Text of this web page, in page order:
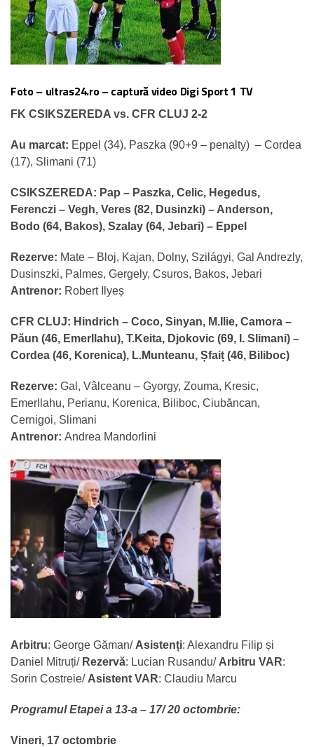
Foto – ultras24.ro – captură video Digi Sport 1 TV
FK CSIKSZEREDA vs. CFR CLUJ 2-2
Au marcat: Eppel (34), Paszka (90+9 – penalty) – Cordea
(17), Slimani (71)
CSIKSZEREDA: Pap – Paszka, Celic, Hegedus,
Ferenczi – Vegh, Veres (82, Dusinzki) – Anderson,
Bodo (64, Bakos), Szalay (64, Jebari) – Eppel
Rezerve: Mate – Bloj, Kajan, Dolny, Szilágyi, Gal Andrezly,
Dusinszki, Palmes, Gergely, Csuros, Bakos, Jebari
Antrenor: Robert Ilyeș
CFR CLUJ: Hindrich – Coco, Sinyan, M.Ilie, Camora –
Păun (46, Emerllahu), T.Keita, Djokovic (69, I. Slimani) –
Cordea (46, Korenica), L.Munteanu, Șfaiț (46, Biliboc)
Rezerve: Gal, Vâlceanu – Gyorgy, Zouma, Kresic,
Emerllahu, Perianu, Korenica, Biliboc, Ciubăncan,
Cernigoi, Slimani
Antrenor: Andrea Mandorlini
Arbitru: George Găman/ Asistenți: Alexandru Filip și
Daniel Mitruți/ Rezervă: Lucian Rusandu/ Arbitru VAR:
Sorin Costreie/ Asistent VAR: Claudiu Marcu
Programul Etapei a 13-a – 17/ 20 octombrie:
Vineri, 17 octombrie